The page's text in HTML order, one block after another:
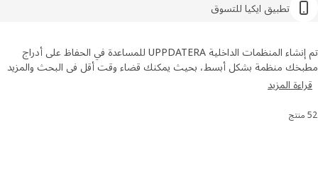
تطبيق ايكيا للتسوق
تم إنشاء المنظمات الداخلية UPPDATERA للمساعدة في الحفاظ على أدراج
منظمة بشكل أبسط، بحيث يمكنك قضاء وقت أقل في البحث والمزيد
في الطهي. صواني أدوات المائدة ورفوف السكاكين ورفوف التوابل
مع أي درج.
المزيد
والتصفية